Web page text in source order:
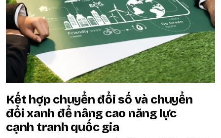
Kết hợp chuyển đổi số và chuyển
đổi xanh để nâng cao năng lực
cạnh tranh quốc gia